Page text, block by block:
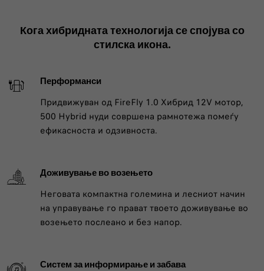
Кога хибридната технологија се спојува со
стилска икона.
Перформанси
Придвижуван од FireFly 1.0 Хибрид 12V мотор,
500 Hybrid нуди совршена рамнотежа помеѓу
ефикасноста и одзивноста.
Доживување во возењето
Неговата компактна големина и лесниот начин
на управување го прават твоето доживување во
возењето послеано и без напор.
Систем за информирање и забава